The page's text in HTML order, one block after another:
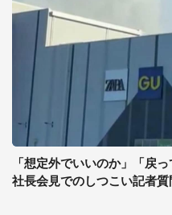
「想定外でいいのか」「戻
社長会見でのしつこい記者